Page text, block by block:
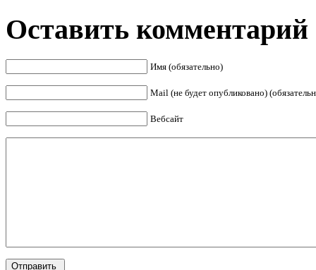
Оставить комментарий
Имя (обязательно)
Mail (не будет опубликовано)
Вебсайт